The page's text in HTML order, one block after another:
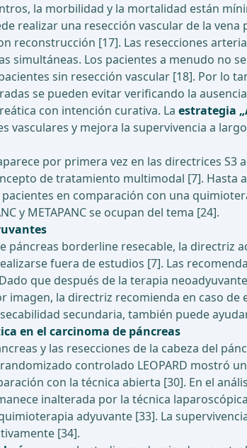
la morbilidad y la mortalidad están
realizar una resección vascular de la
reconstrucción [17]. Las resecciones
simultáneas. Los pacientes a menudo no
sin resección vascular [18]. Por lo
se pueden evitar verificando la
con intención curativa. La estrategia
vasculares y mejora la supervivencia a
por primera vez en las directrices S3
de tratamiento multimodal [7].
en comparación con una
y METAPANC se ocupan del tema [24].
páncreas borderline resecable, la
fuera de estudios [7]. Las
que después de la terapia
imagen, la directriz recomienda en caso
secundaria, también puede
en el carcinoma de páncreas
y las resecciones de la cabeza del
controlado LEOPARD mostró
con la técnica abierta [30]. En el
inalterada por la técnica
adyuvante [33]. La
[34].